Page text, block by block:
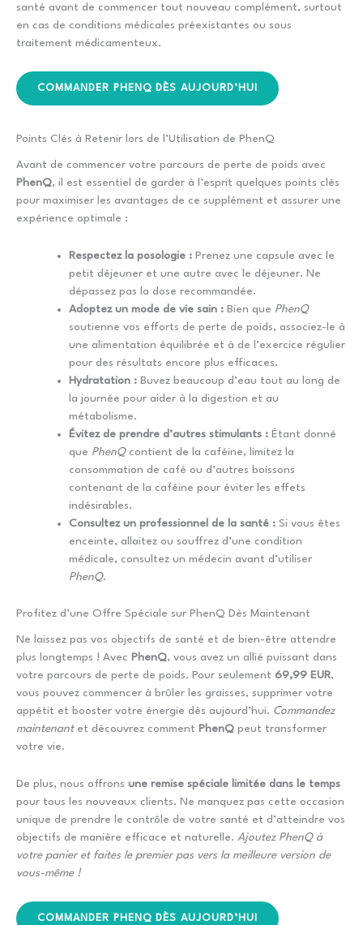
santé avant de commencer tout nouveau complément, surtout
en cas de conditions médicales préexistantes ou sous
traitement médicamenteux.
COMMANDER PHENQ DÈS AUJOURD’HUI
Points Clés à Retenir lors de l’Utilisation de PhenQ
Avant de commencer votre parcours de perte de poids avec
PhenQ, il est essentiel de garder à l’esprit quelques points clés
pour maximiser les avantages de ce supplément et assurer une
expérience optimale :
Respectez la posologie : Prenez une capsule avec le
petit déjeuner et une autre avec le déjeuner. Ne
dépassez pas la dose recommandée.
Adoptez un mode de vie sain : Bien que PhenQ
soutienne vos efforts de perte de poids, associez-le à
une alimentation équilibrée et à de l’exercice régulier
pour des résultats encore plus efficaces.
Hydratation : Buvez beaucoup d’eau tout au long de
la journée pour aider à la digestion et au
métabolisme.
Évitez de prendre d’autres stimulants : Étant donné
que PhenQcontient de la caféine, limitez la
consommation de café ou d’autres boissons
contenant de la caféine pour éviter les effets
indésirables.
Consultez un professionnel de la santé : Si vous êtes
enceinte, allaitez ou souffrez d’une condition
médicale, consultez un médecin avant d’utiliser
PhenQ.
Profitez d’une Offre Spéciale sur PhenQ Dès Maintenant
Ne laissez pas vos objectifs de santé et de bien-être attendre
plus longtemps ! Avec PhenQ, vous avez un allié puissant dans
votre parcours de perte de poids. Pour seulement 69,99 EUR,
vous pouvez commencer à brûler les graisses, supprimer votre
appétit et booster votre énergie dès aujourd’hui. Commandez
maintenantet découvrez comment PhenQ peut transformer
votre vie.
De plus, nous offrons une remise spéciale limitée dans le temps
pour tous les nouveaux clients. Ne manquez pas cette occasion
unique de prendre le contrôle de votre santé et d’atteindre vos
objectifs de manière efficace et naturelle. Ajoutez PhenQ à
votre panier et faites le premier pas vers la meilleure version de
vous-même !
COMMANDER PHENQ DÈS AUJOURD’HUI